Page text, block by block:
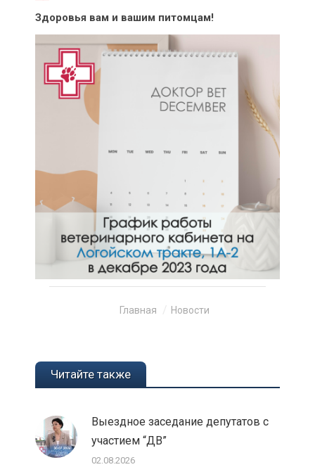
Здоровья вам и вашим питомцам!
Главная Новости
Читайте также
Выездное заседание депутатов с
участием “ДВ”
02.08.2026